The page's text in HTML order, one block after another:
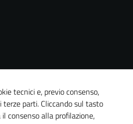
e modalità di segnalazioni di non
tecnici e, previo consenso,
terze parti. Cliccando sul tasto
consenso alla profilazione,